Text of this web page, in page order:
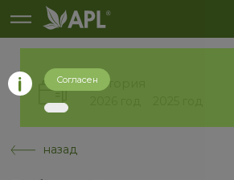
История
назад
Согласен